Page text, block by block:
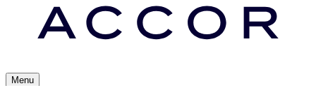
Menu